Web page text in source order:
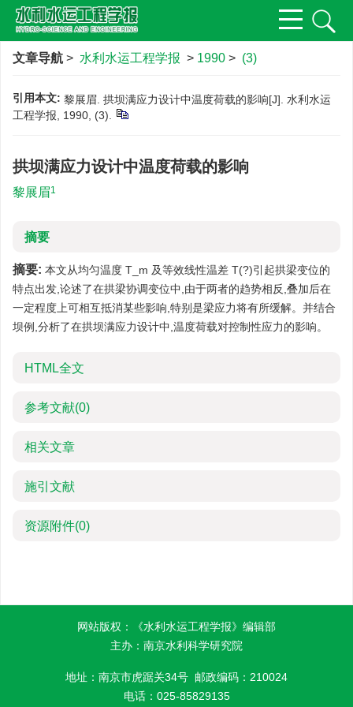
文章导航 > 水利水运工程学报 > 1990 > (3)
引用本文: 黎展眉. 拱坝满应力设计中温度荷载的影响[J]. 水利水运
工程学报, 1990, (3).
拱坝满应力设计中温度荷载的影响
黎展眉1
摘要
摘要: 本文从均匀温度 T_m 及等效线性温差 T(?)引起拱梁变位的
特点出发,论述了在拱梁协调变位中,由于两者的趋势相反,叠加后在
一定程度上可相互抵消某些影响,特别是梁应力将有所缓解。并结合
坝例,分析了在拱坝满应力设计中,温度荷载对控制性应力的影响。
HTML全文
参考文献(0)
相关文章
施引文献
资源附件(0)
网站版权：《水利水运工程学报》编辑部
主办：南京水利科学研究院
地址：南京市虎踞关34号 邮政编码：210024
电话：025-85829135